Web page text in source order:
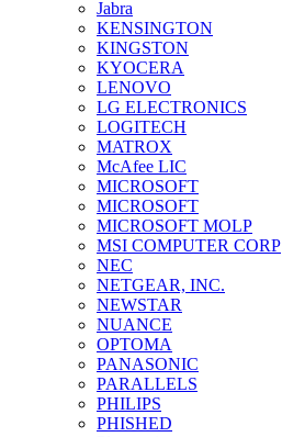
Jabra
KENSINGTON
KINGSTON
KYOCERA
LENOVO
LG ELECTRONICS
LOGITECH
MATROX
McAfee LIC
MICROSOFT
MICROSOFT
MICROSOFT MOLP
MSI COMPUTER CORP
NEC
NETGEAR, INC.
NEWSTAR
NUANCE
OPTOMA
PANASONIC
PARALLELS
PHILIPS
PHISHED